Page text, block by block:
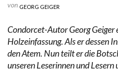
von GEORG GEIGER
Condorcet-Autor Georg
Holzeinfassung. Als er dessen
den Atem. Nun teilt er die
unseren Leserinnen und Lesern